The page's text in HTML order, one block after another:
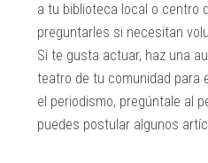
a tu biblioteca local o centro
preguntarles si necesitan
Si te gusta actuar, haz una
teatro de tu comunidad para
el periodismo, pregúntale al
puedes postular algunos